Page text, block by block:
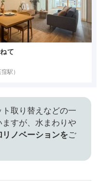
て
窪駅）
取り替えなどの一
すが、水まわりや
リノベーションをご